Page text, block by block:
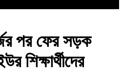
পর ফের সড়ক